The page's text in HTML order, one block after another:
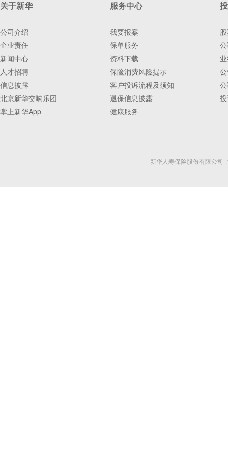
关于新华
公司介绍
企业责任
新闻中心
人才招聘
信息披露
北京新华交响乐团
掌上新华App
服务中心
我要报案
保单服务
资料下载
保险消费风险提示
客户投诉流程及须知
退保信息披露
健康服务
新华人寿保险股份有限公